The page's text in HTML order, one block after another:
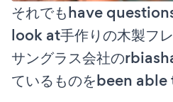
それでもhave
look at手作りの木製フ
サングラス会社の
ているものをbeen able